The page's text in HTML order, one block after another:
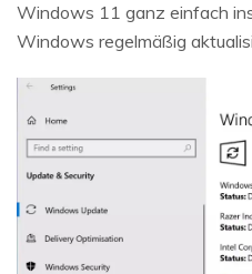
Windows 11 ganz einfach
Windows regelmäßig